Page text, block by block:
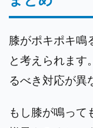
膝がポキポキ鳴
と考えられます
るべき対応が異
もし膝が鳴って